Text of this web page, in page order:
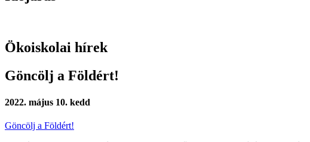
Ökoiskolai hírek
Göncölj a Földért!
2022. május 10. kedd
Göncölj a Földért!